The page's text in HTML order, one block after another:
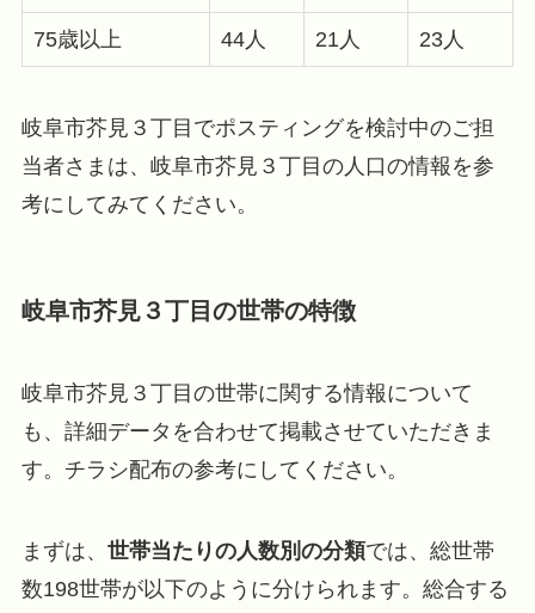
75歳以上 44人 21人 23人
岐阜市芥見３丁目でポスティングを検討中のご担
当者さまは、岐阜市芥見３丁目の人口の情報を参
考にしてみてください。
岐阜市芥見３丁目の世帯の特徴
岐阜市芥見３丁目の世帯に関する情報について
も、詳細データを合わせて掲載させていただきま
す。チラシ配布の参考にしてください。
まずは、 世帯当たりの人数別の分類では、総世帯
数198世帯が以下のように分けられます。総合する